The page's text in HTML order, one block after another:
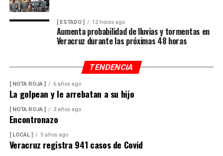
[ ESTADO ] 12 horas ago
Aumenta probabilidad de lluvias y tormentas en
Veracruz durante las próximas 48 horas
TENDENCIA
[ NOTA ROJA ] 6 años ago
La golpean y le arrebatan a su hijo
[ NOTA ROJA ] 3 años ago
Encontronazo
[ LOCAL ] 5 años ago
Veracruz registra 941 casos de Covid